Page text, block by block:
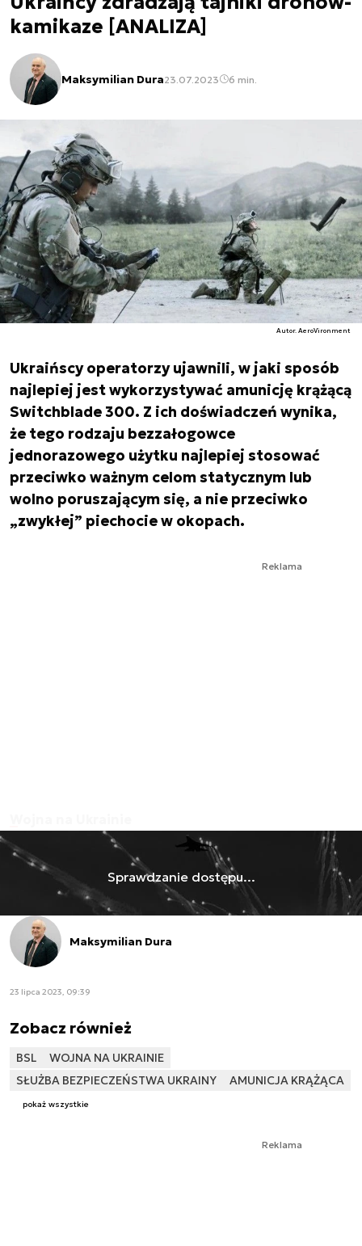
kamikaze [ANALIZA]
Maksymilian Dura23.07.2023 6 min.
Autor. AeroVironment
Ukraińscy operatorzy ujawnili, w jaki sposób
najlepiej jest wykorzystywać amunicję krążącą
Switchblade 300. Z ich doświadczeń wynika,
że tego rodzaju bezzałogowce
jednorazowego użytku najlepiej stosować
przeciwko ważnym celom statycznym lub
wolno poruszającym się, a nie przeciwko
„zwykłej” piechocie w okopach.
Reklama
Sprawdzanie dostępu...
Maksymilian Dura
23 lipca 2023, 09:39
Zobacz również
BSL
WOJNA NA UKRAINIE
SŁUŻBA BEZPIECZEŃSTWA UKRAINY
AMUNICJA KRĄŻĄCA
pokaż wszystkie
Reklama